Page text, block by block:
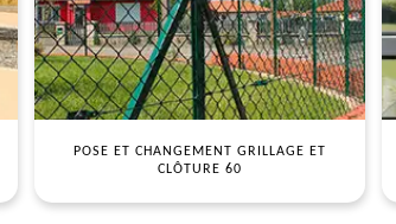
POSE ET CHANGEMENT GRILLAGE ET
CLÔTURE 60